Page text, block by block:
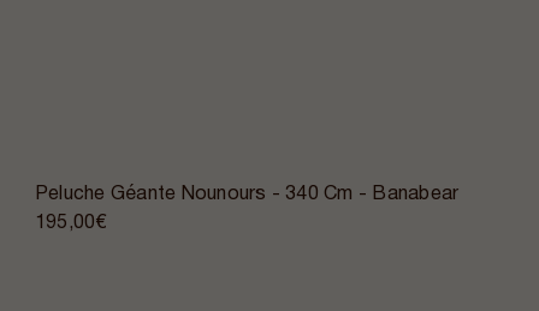
Peluche Géante Nounours - 340 Cm - Banabear
195,00€